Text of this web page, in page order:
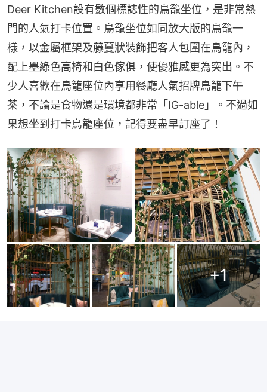
Deer Kitchen設有數個標誌性的鳥籠坐位，是非常熱
門的人氣打卡位置。鳥籠坐位如同放大版的鳥籠一
樣，以金屬框架及藤蔓狀裝飾把客人包圍在鳥籠內，
配上墨綠色高椅和白色傢俱，使優雅感更為突出。不
少人喜歡在鳥籠座位內享用餐廳人氣招牌鳥籠下午
茶，不論是食物還是環境都非常「IG-able」。不過如
果想坐到打卡鳥籠座位，記得要盡早訂座了！
+1